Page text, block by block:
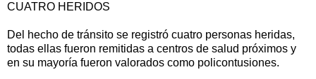
CUATRO HERIDOS
Del hecho de tránsito se registró cuatro personas heridas,
todas ellas fueron remitidas a centros de salud próximos y
en su mayoría fueron valorados como policontusiones.